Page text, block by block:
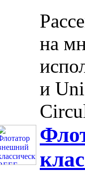
на
и